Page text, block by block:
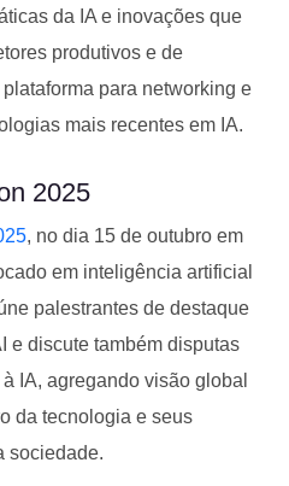
da IA e inovações que
produtivos e de
para networking e
mais recentes em IA.
2025
, no dia 15 de outubro em
em inteligência artificial
palestrantes de destaque
e discute também disputas
IA, agregando visão global
da tecnologia e seus
sociedade.